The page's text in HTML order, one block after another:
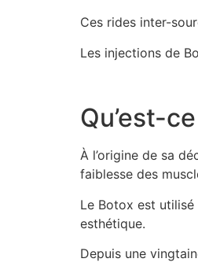
Ces rides inter-
Les injections de
Qu’est-
À l’origine de sa
faiblesse des
Le Botox est
esthétique.
Depuis une